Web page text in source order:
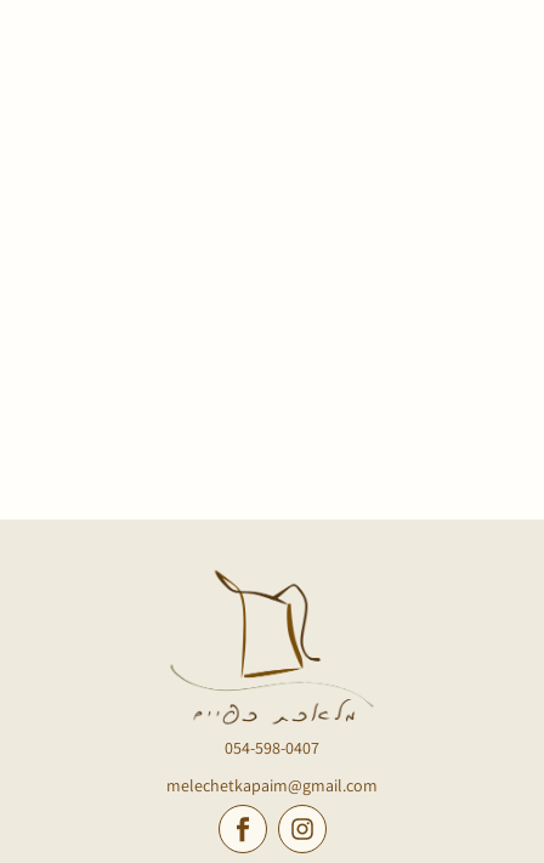
054-598-0407
melechetkapaim@gmail.com